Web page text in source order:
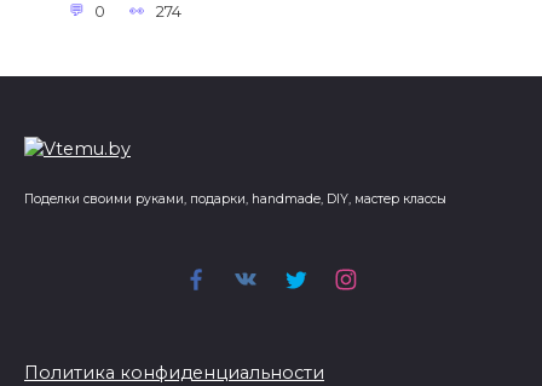
0 274
Поделки своими руками, подарки, handmade, DIY, мастер классы
Политика конфиденциальности